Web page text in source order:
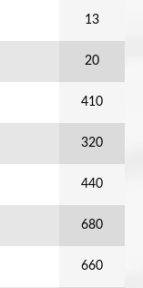
13
20
410
320
440
680
660